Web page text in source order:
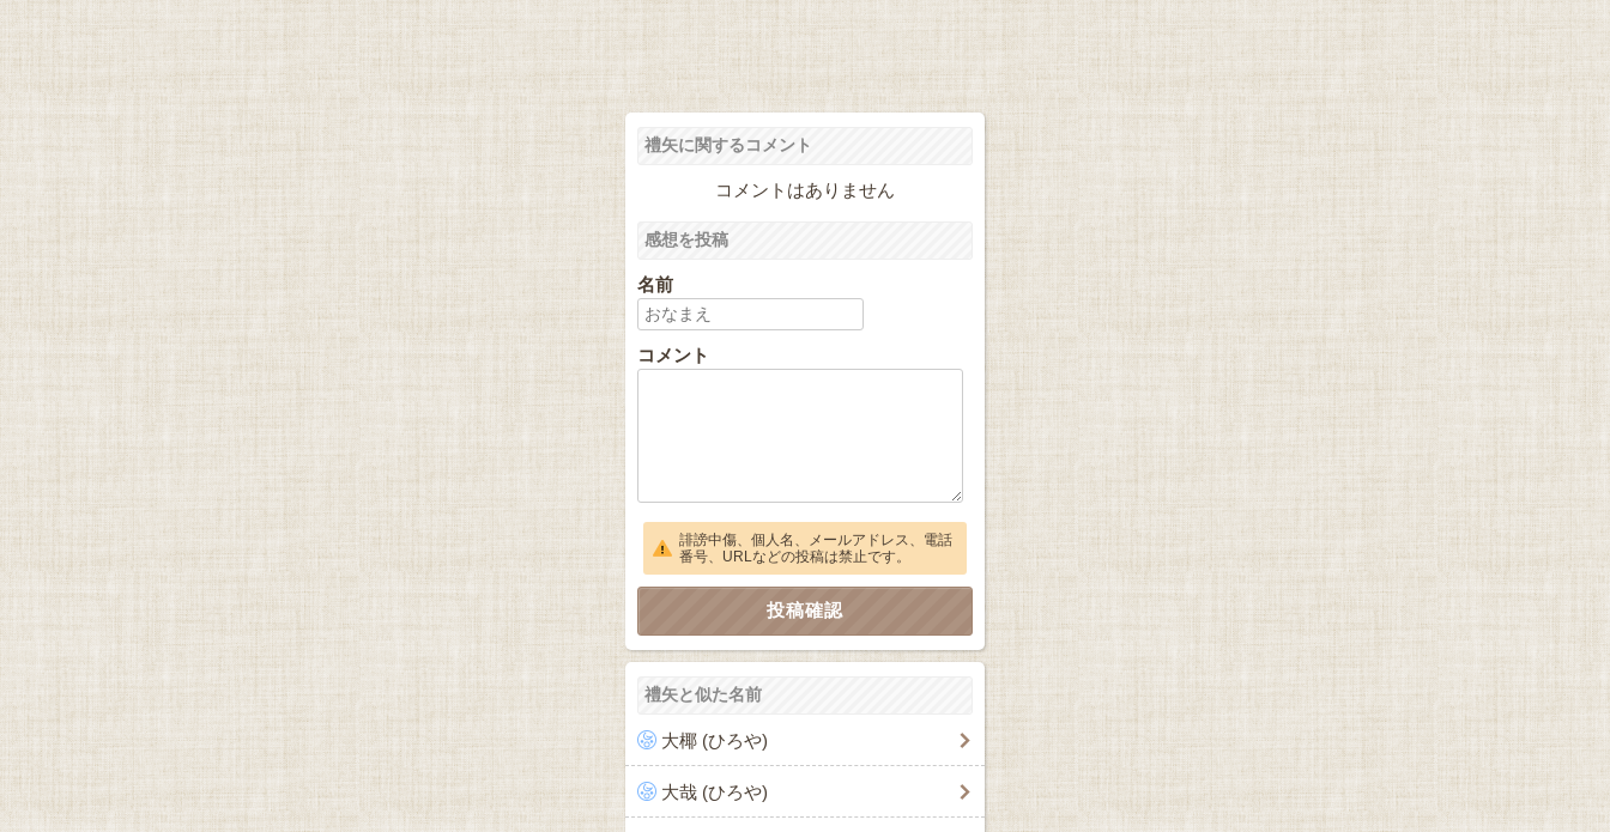
禮矢に関するコメント
コメントはありません
感想を投稿
名前
コメント
誹謗中傷、個人名、メールアドレス、電話
番号、URLなどの投稿は禁止です。
禮矢と似た名前
大椰 (ひろや)
大哉 (ひろや)